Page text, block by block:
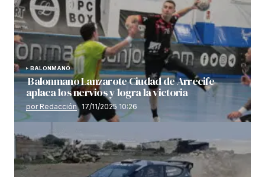
BALONMANO
Balonmano Lanzarote Ciudad de Arrecife
aplaca los nervios y logra la victoria
por Redacción 17/11/2025 10:26